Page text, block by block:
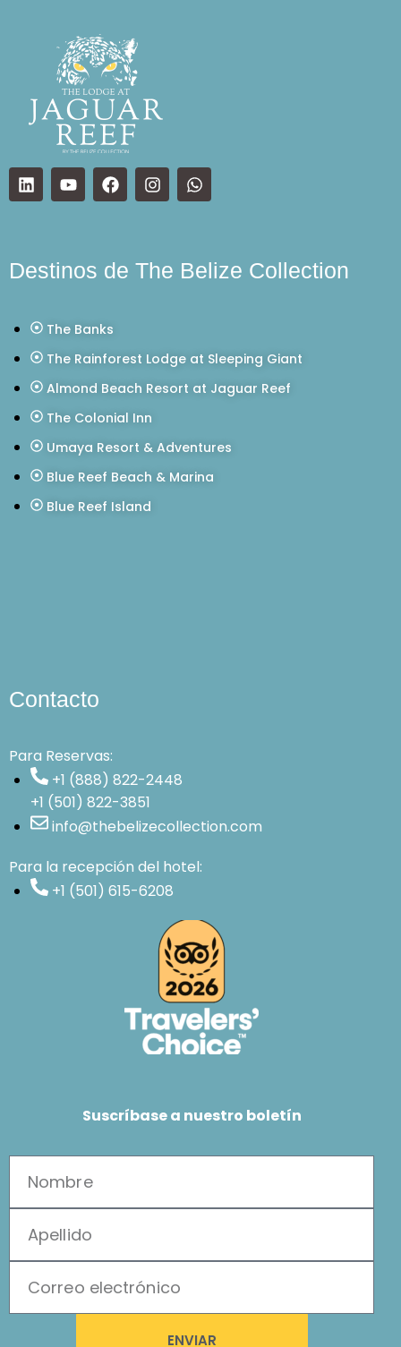
Destinos de The Belize Collection
The Banks
The Rainforest Lodge at Sleeping Giant
Almond Beach Resort at Jaguar Reef
The Colonial Inn
Umaya Resort & Adventures
Blue Reef Beach & Marina
Blue Reef Island
Contacto
Para Reservas:
+1 (888) 822-2448
+1 (501) 822-3851
info@thebelizecollection.com
Para la recepción del hotel:
+1 (501) 615-6208
Suscríbase a nuestro boletín
ENVIAR